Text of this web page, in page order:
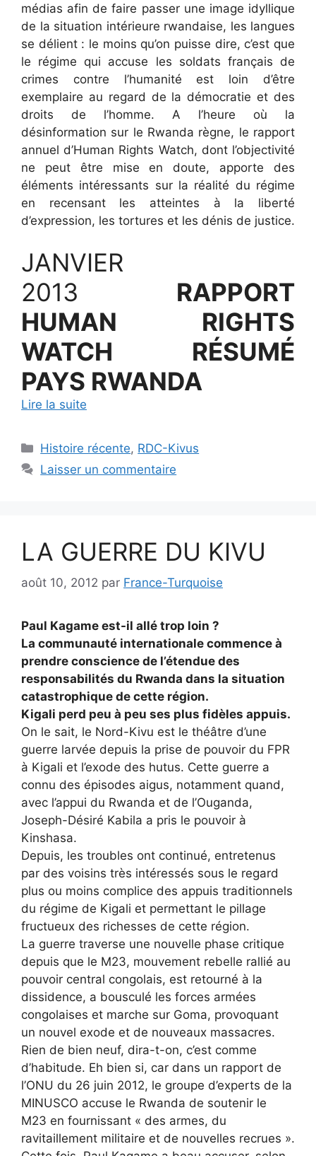
médias afin de faire passer une image idyllique
de la situation intérieure rwandaise, les langues
se délient : le moins qu’on puisse dire, c’est que
le régime qui accuse les soldats français de
crimes contre l’humanité est loin d’être
exemplaire au regard de la démocratie et des
droits de l’homme. A l’heure où la
désinformation sur le Rwanda règne, le rapport
annuel d’Human Rights Watch, dont l’objectivité
ne peut être mise en doute, apporte des
éléments intéressants sur la réalité du régime
en recensant les atteintes à la liberté
d’expression, les tortures et les dénis de justice.
JANVIER
2013
RAPPORT
HUMAN RIGHTS
WATCH RÉSUMÉ
PAYS RWANDA
Lire la suite
Catégories
Histoire récente, RDC-Kivus
Laisser un commentaire
LA GUERRE DU KIVU
août 10, 2012 par France-Turquoise
Paul Kagame est-il allé trop loin ?
La communauté internationale commence à
prendre conscience de l’étendue des
responsabilités du Rwanda dans la situation
catastrophique de cette région.
Kigali perd peu à peu ses plus fidèles appuis.
On le sait, le Nord-Kivu est le théâtre d’une
guerre larvée depuis la prise de pouvoir du FPR
à Kigali et l’exode des hutus. Cette guerre a
connu des épisodes aigus, notamment quand,
avec l’appui du Rwanda et de l’Ouganda,
Joseph-Désiré Kabila a pris le pouvoir à
Kinshasa.
Depuis, les troubles ont continué, entretenus
par des voisins très intéressés sous le regard
plus ou moins complice des appuis traditionnels
du régime de Kigali et permettant le pillage
fructueux des richesses de cette région.
La guerre traverse une nouvelle phase critique
depuis que le M23, mouvement rebelle rallié au
pouvoir central congolais, est retourné à la
dissidence, a bousculé les forces armées
congolaises et marche sur Goma, provoquant
un nouvel exode et de nouveaux massacres.
Rien de bien neuf, dira-t-on, c’est comme
d’habitude. Eh bien si, car dans un rapport de
l’ONU du 26 juin 2012, le groupe d’experts de la
MINUSCO accuse le Rwanda de soutenir le
M23 en fournissant « des armes, du
ravitaillement militaire et de nouvelles recrues ».